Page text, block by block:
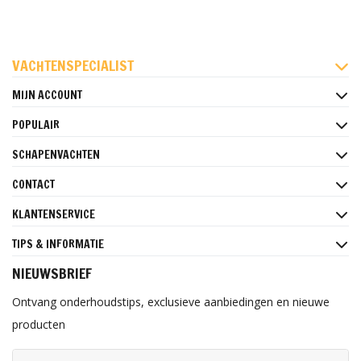
VACHTENSPECIALIST
MIJN ACCOUNT
POPULAIR
SCHAPENVACHTEN
CONTACT
KLANTENSERVICE
TIPS & INFORMATIE
NIEUWSBRIEF
Ontvang onderhoudstips, exclusieve aanbiedingen en nieuwe
producten